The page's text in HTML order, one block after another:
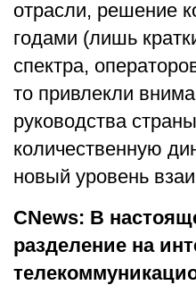
отрасли, решение
годами (лишь
спектра,
то привлекли
руководства
количественную
новый уровень
CNews: В
разделение на